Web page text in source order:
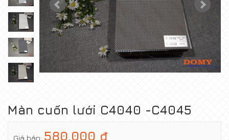
Màn cuốn lưới C4040 -C4045
Giá bán: 580.000 đ